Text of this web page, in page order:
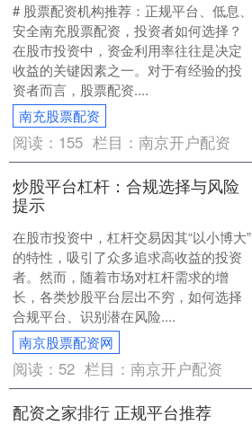
# 股票配资机构推荐：正规平台、低息、
安全南充股票配资，投资者如何选择？
在股市投资中，资金利用率往往是决定
收益的关键因素之一。对于有经验的投
资者而言，股票配资....
南充股票配资
阅读： 155 栏目：南京开户配资
炒股平台杠杆：合规选择与风险
提示
在股市投资中，杠杆交易因其“以小博大”
的特性，吸引了众多追求高收益的投资
者。然而，随着市场对杠杆需求的增
长，各类炒股平台层出不穷，如何选择
合规平台、识别潜在风险....
南京股票配资网
阅读： 52 栏目：南京开户配资
配资之家排行 正规平台推荐